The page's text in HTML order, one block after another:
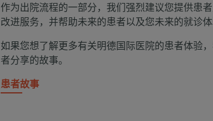
作为出院流程的一部分，我们强烈建议您提供患
改进服务，并帮助未来的患者以及您未来的就诊体
如果您想了解更多有关明德国际医院的患者体验
者分享的故事。
患者故事